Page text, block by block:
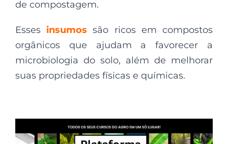
de compostagem.
Esses insumos são ricos em compostos
orgânicos que ajudam a favorecer a
microbiologia do solo, além de melhorar
suas propriedades físicas e químicas.